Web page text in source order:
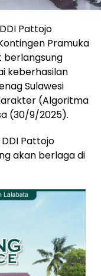
Pattojo
Pramuka
berlangsung
keberhasilan
Sulawesi
(Algoritma
(30/9/2025).
Pattojo
akan berlaga di